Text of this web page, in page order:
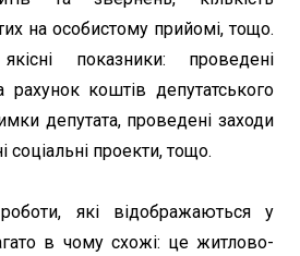
на особистому прийомі, тощо.
показники: проведені
рахунок коштів депутатського
депутата, проведені заходи
соціальні проекти, тощо.
які відображаються у
в чому схожі: це житлово-